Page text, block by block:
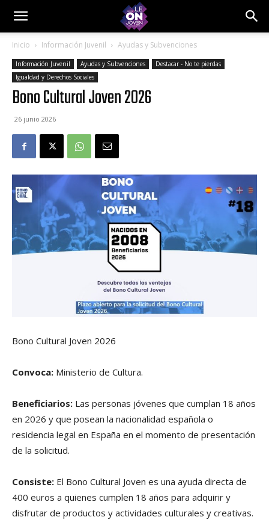
Inicio Información Juvenil Ayudas y Subvenciones
Información Juvenil Ayudas y Subvenciones
Destacar - No te pierdas
Igualdad y Derechos Sociales
Bono Cultural Joven 2026
26 junio 2026
Bono Cultural Joven 2026
Convoca: Ministerio de Cultura.
Beneficiarios: Las personas jóvenes que cumplan 18 años
en 2026 y que posean la nacionalidad española o
residencia legal en España en el momento de presentación
de la solicitud.
Consiste: El Bono Cultural Joven es una ayuda directa de
400 euros a quienes cumplen 18 años para adquirir y
disfrutar de productos y actividades culturales y creativas.